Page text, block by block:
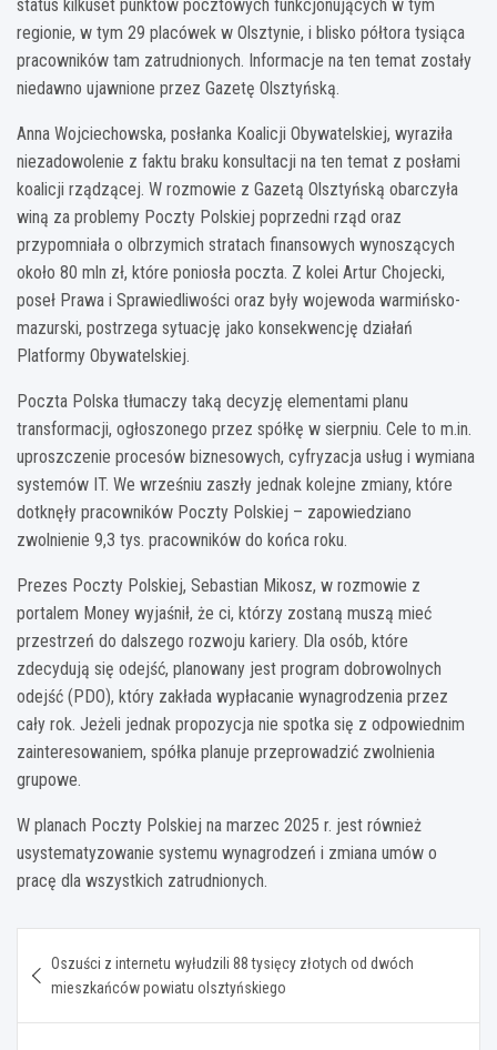
status kilkuset punktów pocztowych funkcjonujących w tym
regionie, w tym 29 placówek w Olsztynie, i blisko półtora tysiąca
pracowników tam zatrudnionych. Informacje na ten temat zostały
niedawno ujawnione przez Gazetę Olsztyńską.
Anna Wojciechowska, posłanka Koalicji Obywatelskiej, wyraziła
niezadowolenie z faktu braku konsultacji na ten temat z posłami
koalicji rządzącej. W rozmowie z Gazetą Olsztyńską obarczyła
winą za problemy Poczty Polskiej poprzedni rząd oraz
przypomniała o olbrzymich stratach finansowych wynoszących
około 80 mln zł, które poniosła poczta. Z kolei Artur Chojecki,
poseł Prawa i Sprawiedliwości oraz były wojewoda warmińsko-
mazurski, postrzega sytuację jako konsekwencję działań
Platformy Obywatelskiej.
Poczta Polska tłumaczy taką decyzję elementami planu
transformacji, ogłoszonego przez spółkę w sierpniu. Cele to m.in.
uproszczenie procesów biznesowych, cyfryzacja usług i wymiana
systemów IT. We wrześniu zaszły jednak kolejne zmiany, które
dotknęły pracowników Poczty Polskiej – zapowiedziano
zwolnienie 9,3 tys. pracowników do końca roku.
Prezes Poczty Polskiej, Sebastian Mikosz, w rozmowie z
portalem Money wyjaśnił, że ci, którzy zostaną muszą mieć
przestrzeń do dalszego rozwoju kariery. Dla osób, które
zdecydują się odejść, planowany jest program dobrowolnych
odejść (PDO), który zakłada wypłacanie wynagrodzenia przez
cały rok. Jeżeli jednak propozycja nie spotka się z odpowiednim
zainteresowaniem, spółka planuje przeprowadzić zwolnienia
grupowe.
W planach Poczty Polskiej na marzec 2025 r. jest również
usystematyzowanie systemu wynagrodzeń i zmiana umów o
pracę dla wszystkich zatrudnionych.
wpisu
Oszuści z internetu wyłudzili 88 tysięcy złotych od dwóch
mieszkańców powiatu olsztyńskiego